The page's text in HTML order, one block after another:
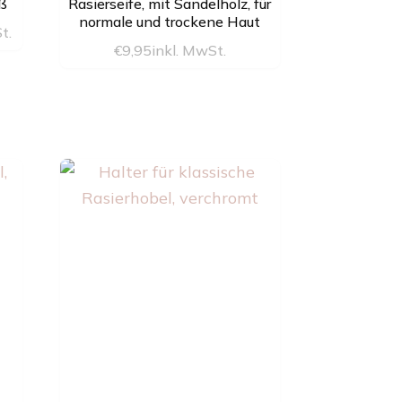
Rasierseife, mit Sandelholz, für
normale und trockene Haut
€9,95inkl. MwSt.